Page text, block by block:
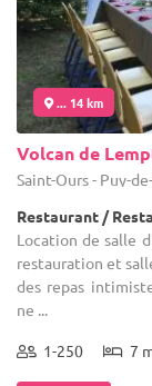
... 14 km
Volcan de
Saint-Ours - Puy-
Restaurant /
Location de salle
restauration et
des repas
ne ...
1-250 7